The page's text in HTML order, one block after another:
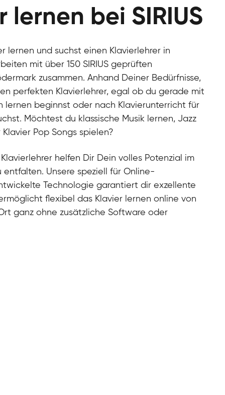
lernen bei SIRIUS
lernen und suchst einen Klavierlehrer in
mit über 150 SIRIUS geprüften
zusammen. Anhand Deiner Bedürfnisse,
perfekten Klavierlehrer, egal ob du gerade mit
lernen beginnst oder nach Klavierunterricht für
Möchtest du klassische Musik lernen, Jazz
Pop Songs spielen?
helfen Dir Dein volles Potenzial im
entfalten. Unsere speziell für Online-
Technologie garantiert dir exzellente
flexibel das Klavier lernen online von
ganz ohne zusätzliche Software oder